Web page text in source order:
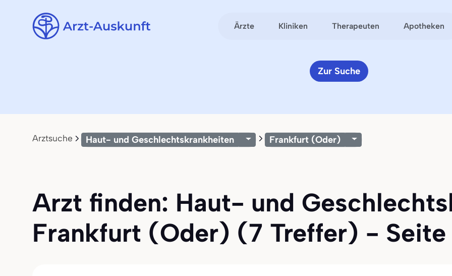
Ärzte Kliniken Therapeuten Apotheken
Zur Suche
Arztsuche Haut- und Geschlechtskrankheiten Frankfurt (Oder)
Arzt finden: Haut- und
Frankfurt (Oder) (7 Treffer) - Seite